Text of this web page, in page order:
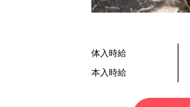
体入時給
本入時給